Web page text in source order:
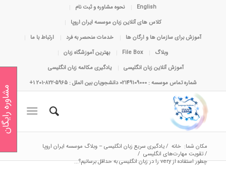
English
نحوه مشاوره و ثبت نام
کلاس های آنلاین زبان موسسه ایران اروپا
آموزش برای سازمان ها و ارگان ها
خدمات منحصر به فرد
ارتباط با ما
وبلاگ
File Box
بهترین آموزشگاه زبان
آموزش آنلاین زبان انگلیسی
یادگیری مکالمه زبان انگلیسی
شماره تماس موسسه : 02149109000 دانشجویان بین الملل : 5965-822-201 1+
مکان شما: خانه / یادگیری سریع زبان انگلیسی – وبلاگ موسسه ایران اروپا
/ تقویت مهارت‌های انگلیسی /
چطور استفاده از very را در زبان انگلیسی به حداقل برسانیم؟...